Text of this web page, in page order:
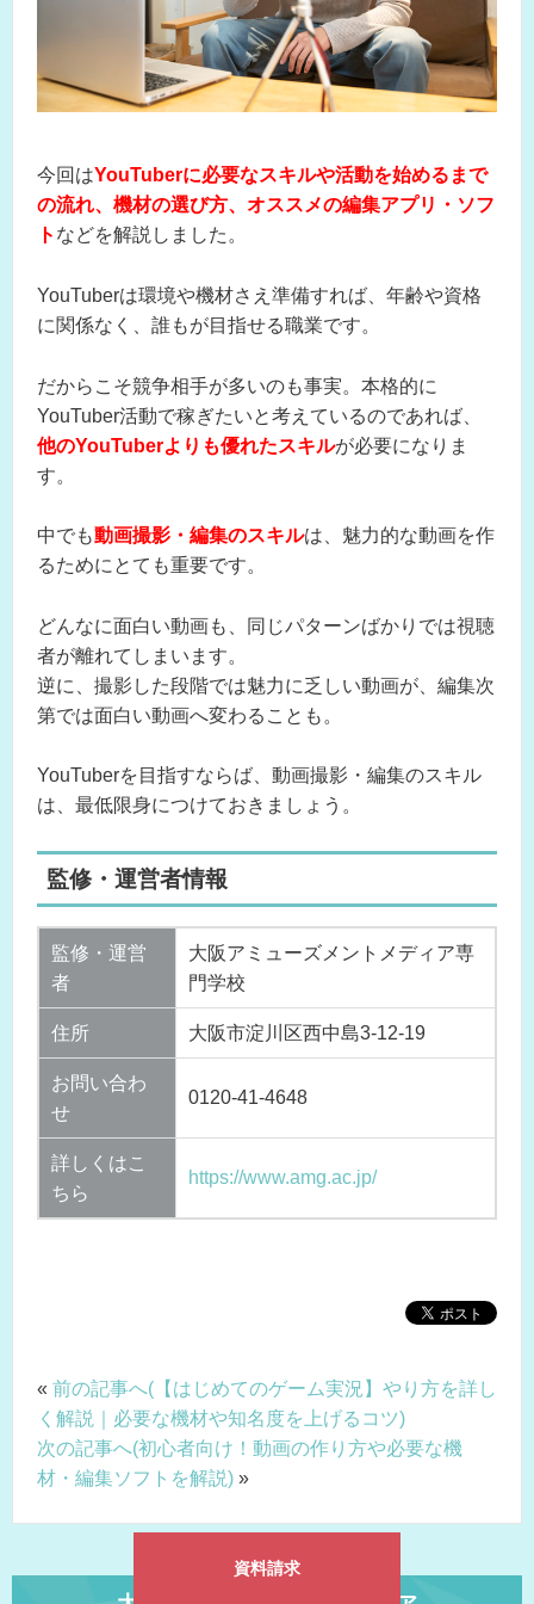
今回はYouTuberに必要なスキルや活動を始めるまで
の流れ、機材の選び方、オススメの編集アプリ・ソフ
ト などを解説しました。
YouTuberは環境や機材さえ準備すれば、年齢や資格
に関係なく、誰もが目指せる職業です。
だからこそ競争相手が多いのも事実。本格的に
YouTuber活動で稼ぎたいと考えているのであれば、
他のYouTuberよりも優れたスキルが必要になりま
す。
中でも動画撮影・編集のスキルは、魅力的な動画を作
るためにとても重要です。
どんなに面白い動画も、同じパターンばかりでは視聴
者が離れてしまいます。
逆に、撮影した段階では魅力に乏しい動画が、編集次
第では面白い動画へ変わることも。
YouTuberを目指すならば、動画撮影・編集のスキル
は、最低限身につけておきましょう。
監修・運営者情報
監修・運営
者
大阪アミューズメントメディア専
門学校
住所 大阪市淀川区西中島3-12-19
お問い合わ
せ
0120-41-4648
詳しくはこ
ちら
https://www.amg.ac.jp/
« 前の記事へ(【はじめてのゲーム実況】やり方を詳し
く解説｜必要な機材や知名度を上げるコツ)
次の記事へ(初心者向け！動画の作り方や必要な機
材・編集ソフトを解説) »
資料請求